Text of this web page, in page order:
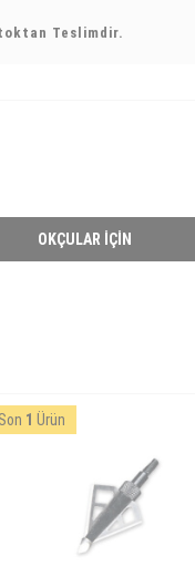
Teslimdir.
OKÇULAR İÇIN
Son 1 Ürün